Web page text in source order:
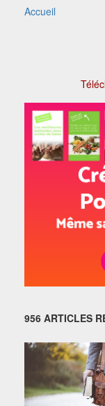
Accueil
956 ARTICLES